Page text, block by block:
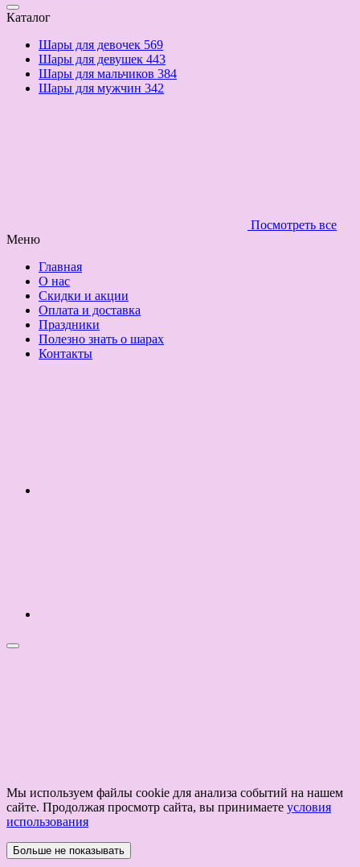
Каталог
Шары для девочек 569
Шары для девушек 443
Шары для мальчиков 384
Шары для мужчин 342
Посмотреть все
Меню
Главная
О нас
Скидки и акции
Оплата и доставка
Праздники
Полезно знать о шарах
Контакты
Мы используем файлы cookie для анализа событий на нашем
сайте. Продолжая просмотр сайта, вы принимаете условия
использования
Больше не показывать